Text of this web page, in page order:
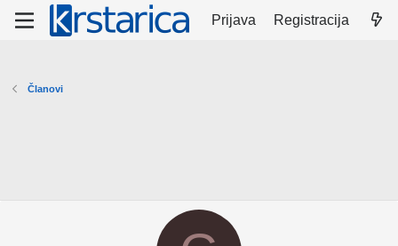
Prijava Registracija
Članovi